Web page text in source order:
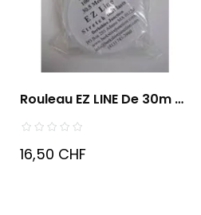
Rouleau EZ LINE De 30m D
:...
16,50 CHF